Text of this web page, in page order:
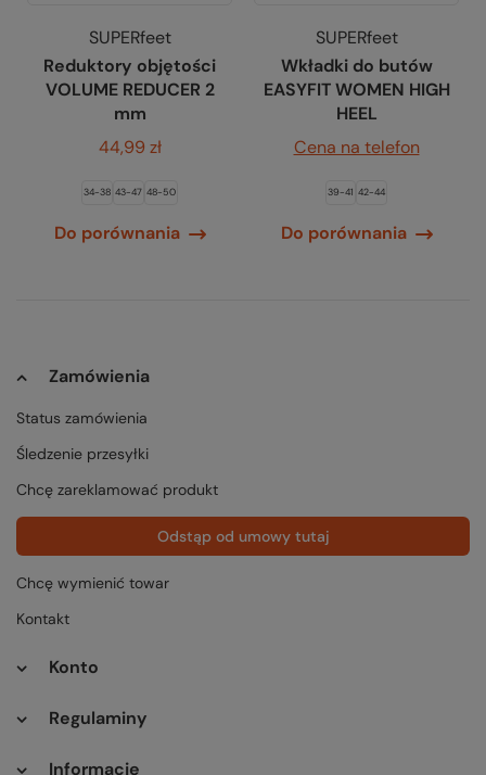
SUPERfeet
Reduktory objętości
VOLUME REDUCER 2
mm
44,99 zł
34-38 43-47 48-50
Do porównania
SUPERfeet
Wkładki do butów
EASYFIT WOMEN HIGH
HEEL
Cena na telefon
39-41 42-44
Do porównania
Zamówienia
Status zamówienia
Śledzenie przesyłki
Chcę zareklamować produkt
Odstąp od umowy tutaj
Chcę wymienić towar
Kontakt
Konto
Regulaminy
Informacje